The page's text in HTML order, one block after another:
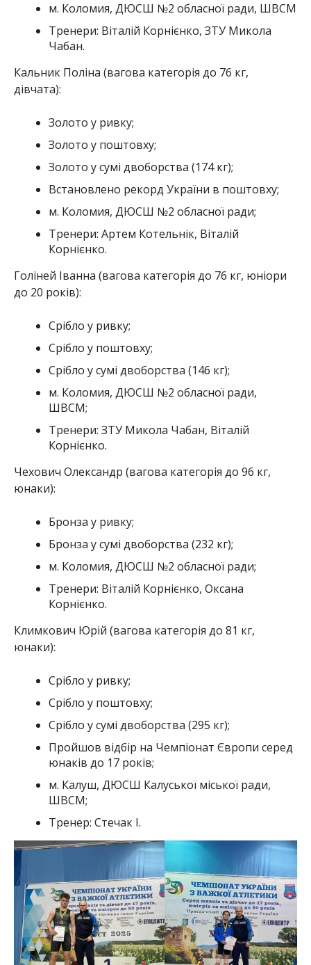
м. Коломия, ДЮСШ №2 обласної ради, ШВСМ
Тренери: Віталій Корнієнко, ЗТУ Микола
Чабан.
Кальник Поліна (вагова категорія до 76 кг,
дівчата):
Золото у ривку;
Золото у поштовху;
Золото у сумі двоборства (174 кг);
Встановлено рекорд України в поштовху;
м. Коломия, ДЮСШ №2 обласної ради;
Тренери: Артем Котельнік, Віталій
Корнієнко.
Голіней Іванна (вагова категорія до 76 кг, юніори
до 20 років):
Срібло у ривку;
Срібло у поштовху;
Срібло у сумі двоборства (146 кг);
м. Коломия, ДЮСШ №2 обласної ради,
ШВСМ;
Тренери: ЗТУ Микола Чабан, Віталій
Корнієнко.
Чехович Олександр (вагова категорія до 96 кг,
юнаки):
Бронза у ривку;
Бронза у сумі двоборства (232 кг);
м. Коломия, ДЮСШ №2 обласної ради;
Тренери: Віталій Корнієнко, Оксана
Корнієнко.
Климкович Юрій (вагова категорія до 81 кг,
юнаки):
Срібло у ривку;
Срібло у поштовху;
Срібло у сумі двоборства (295 кг);
Пройшов відбір на Чемпіонат Європи серед
юнаків до 17 років;
м. Калуш, ДЮСШ Калуської міської ради,
ШВСМ;
Тренер: Стечак І.